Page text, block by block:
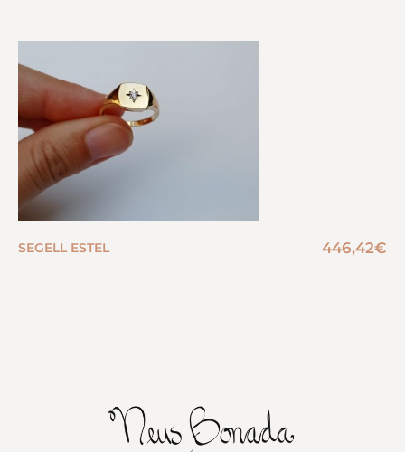
SEGELL ESTEL 446,42€